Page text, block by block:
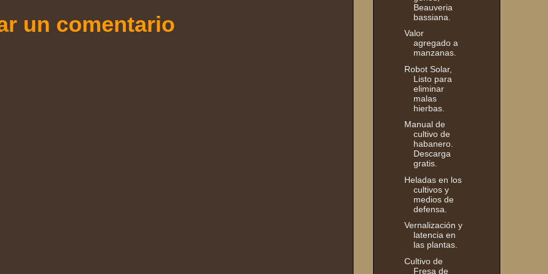
un comentario
Beauveria
bassiana.
Valor
agregado a
manzanas.
Robot Solar,
Listo para
eliminar
malas
hierbas.
Manual de
cultivo de
habanero.
Descarga
gratis.
Heladas en los
cultivos y
medios de
defensa.
Vernalización y
latencia en
las plantas.
Cultivo de
Fresa de